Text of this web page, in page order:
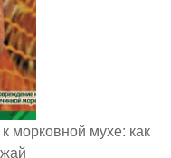
морковной мухе: как